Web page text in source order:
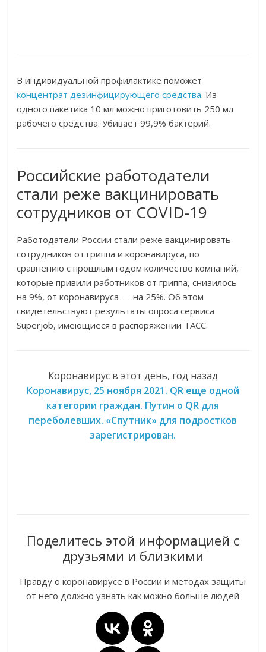
В индивидуальной профилактике поможет
концентрат дезинфицирующего средства. Из
одного пакетика 10 мл можно приготовить 250 мл
рабочего средства. Убивает 99,9% бактерий.
Российские работодатели
стали реже вакцинировать
сотрудников от COVID-19
Работодатели России стали реже вакцинировать
сотрудников от гриппа и коронавируса, по
сравнению с прошлым годом количество компаний,
которые привили работников от гриппа, снизилось
на 9%, от коронавируса — на 25%. Об этом
свидетельствуют результаты опроса сервиса
Superjob, имеющиеся в распоряжении ТАСС.
Коронавирус в этот день, год назад
Коронавирус, 25 ноября 2021. QR еще одной
категории граждан. Путин о QR для
переболевших. «Спутник» для подростков
зарегистрирован.
Поделитесь этой информацией с
друзьями и близкими
Правду о коронавирусе в России и методах защиты
от него должно узнать как можно больше людей